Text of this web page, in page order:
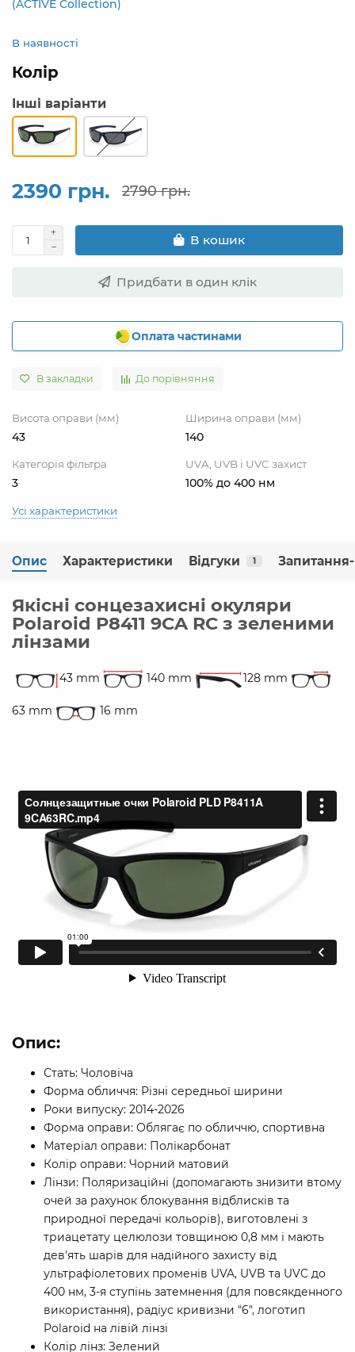
(ACTIVE Collection)
В наявності
Колір
Інші варіанти
2390 грн. 2790 грн.
В кошик
Придбати в один клік
Оплата частинами
В закладки До порівняння
Висота оправи (мм)
43
Ширина оправи (мм)
140
Категорія фільтра
3
UVA, UVB і UVC захист
100% до 400 нм
Усі характеристики
Опис Характеристики Відгуки 1 Запитання-
Якісні сонцезахисні окуляри
Polaroid P8411 9CA RC з зеленими
лінзами
43 mm 140 mm 128 mm
63 mm 16 mm
Опис:
Стать: Чоловіча
Форма обличчя: Різні середньої ширини
Роки випуску: 2014-2026
Форма оправи: Облягає по обличчю, спортивна
Матеріал оправи: Полікарбонат
Колір оправи: Чорний матовий
Лінзи: Поляризаційні (допомагають знизити втому
очей за рахунок блокування відблисків та
природної передачі кольорів), виготовлені з
триацетату целюлози товщиною 0,8 мм і мають
дев'ять шарів для надійного захисту від
ультрафіолетових променів UVA, UVB та UVC до
400 нм, 3-я ступінь затемнення (для повсякденного
використання), радіус кривизни "6", логотип
Polaroid на лівій лінзі
Колір лінз: Зелений